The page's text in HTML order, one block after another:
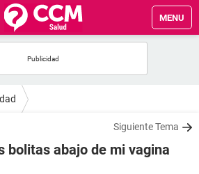
MENU
Siguiente Tema
bolitas abajo de mi vagina